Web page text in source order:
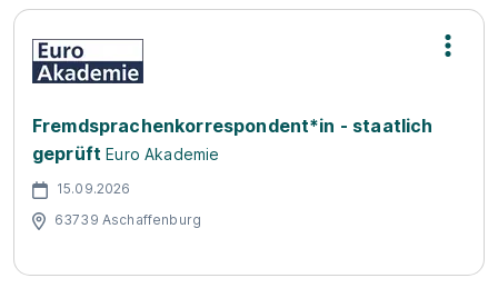
Fremdsprachenkorrespondent*in - staatlich
geprüft Euro Akademie
15.09.2026
63739 Aschaffenburg